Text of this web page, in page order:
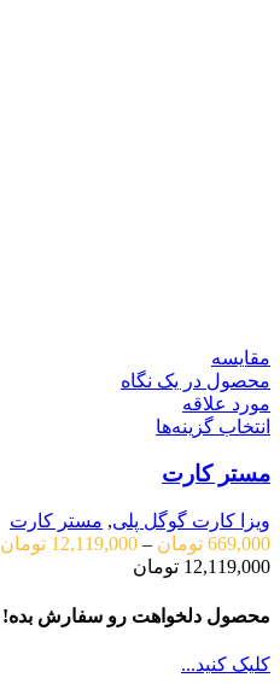
مقایسه
محصول در یک نگاه
مورد علاقه
انتخاب گزینه‌ها
مستر کارت
ویزا کارت گوگل پلی, مستر کارت
669,000 تومان –
12,119,000 تومان
12,119,000 تومان
محصول دلخواهت رو سفارش بده!
کلیک کنید...